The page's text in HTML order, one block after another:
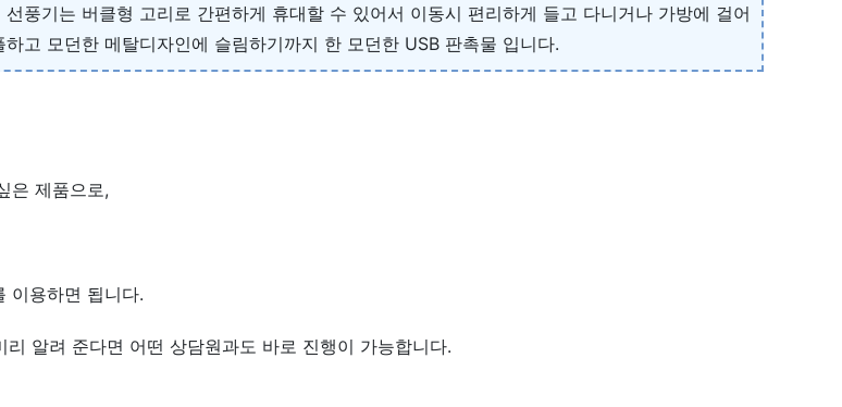
풍기는 버클형 고리로 간편하게 휴대할 수 있어서 이동시 편리하게 들고 다니거나 가방에 걸어
고 모던한 메탈디자인에 슬림하기까지 한 모던한 USB 판촉물 입니다.
은 제품으로,
이용하면 됩니다.
알려 준다면 어떤 상담원과도 바로 진행이 가능합니다.